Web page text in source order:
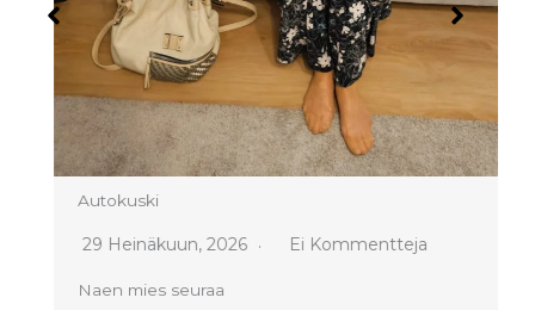
Autokuski
29 Heinäkuun, 2026 Ei Kommentteja
Naen mies seuraa